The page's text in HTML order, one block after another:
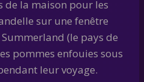
la maison pour les
sur une fenêtre
(le pays de
pommes enfouies sous
leur voyage.